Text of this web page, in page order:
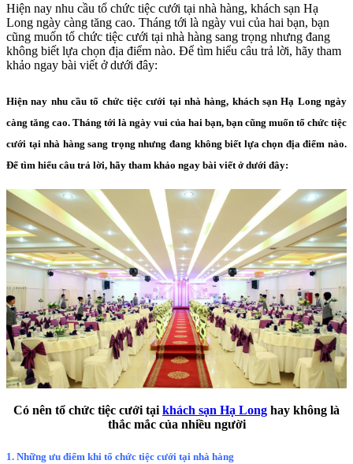
Hiện nay nhu cầu tổ chức tiệc cưới tại nhà hàng, khách sạn Hạ
Long ngày càng tăng cao. Tháng tới là ngày vui của hai bạn, bạn
cũng muốn tổ chức tiệc cưới tại nhà hàng sang trọng nhưng đang
không biết lựa chọn địa điểm nào. Để tìm hiểu câu trả lời, hãy tham
khảo ngay bài viết ở dưới đây:
Hiện nay nhu cầu tổ chức tiệc cưới tại nhà hàng, khách sạn Hạ Long ngày
càng tăng cao. Tháng tới là ngày vui của hai bạn, bạn cũng muốn tổ chức tiệc
cưới tại nhà hàng sang trọng nhưng đang không biết lựa chọn địa điểm nào.
Để tìm hiểu câu trả lời, hãy tham khảo ngay bài viết ở dưới đây:
Có nên tổ chức tiệc cưới tại khách sạn Hạ Long hay không là
thắc mắc của nhiều người
1. Những ưu điểm khi tổ chức tiệc cưới tại nhà hàng